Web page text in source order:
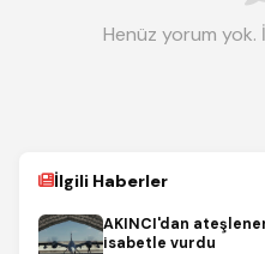
Henüz yorum yok.
İlgili Haberler
AKINCI'dan
isabetle vurdu